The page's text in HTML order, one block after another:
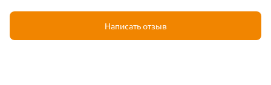
Написать отзыв